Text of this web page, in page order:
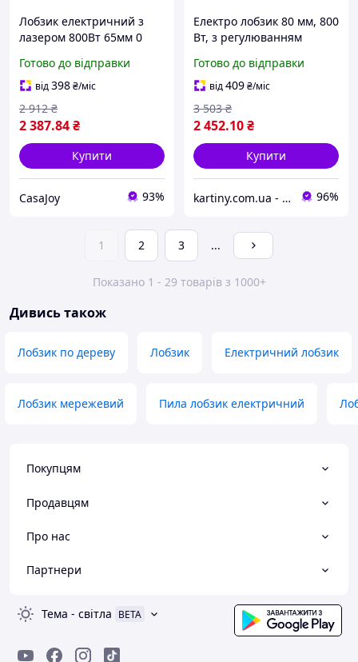
Лобзик електричний з
лазером 800Вт 65мм 0
SAW85
Готово до відправки
від398₴/міс
2 387.84₴
2 912 ₴
Купити
CasaJoy 93%
Електро лобзик 80 мм, 800
Вт, з регулюванням
кейсі, для точного і
зручного розпилу
деревини, ПВХ і металу
Готово до відправки
від409₴/міс
2 452.10₴
3 503 ₴
Купити
kartiny.com.ua - Картини по номерам від виробника 96%
1 2 3 ...
Показано 1 - 29 товарів з 1000+
Дивись також
Лобзик по дереву Лобзик Електричний лобзик
Лобзик мережевий Пила лобзик електричний
Покупцям
Продавцям
Про нас
Партнери
Тема - світла BETA